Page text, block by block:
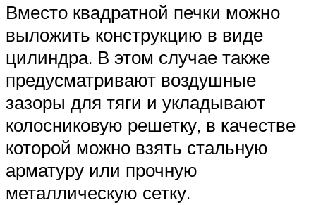
Вместо квадратной печки можно
выложить конструкцию в виде
цилиндра. В этом случае также
предусматривают воздушные
зазоры для тяги и укладывают
колосниковую решетку, в качестве
которой можно взять стальную
арматуру или прочную
металлическую сетку.